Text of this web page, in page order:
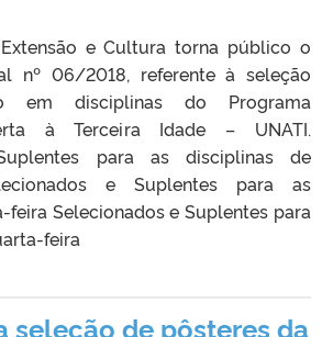
e Cultura torna público o
nº 06/2018, referente à seleção
em disciplinas do Programa
à Terceira Idade – UNATI.
para as disciplinas de
e Suplentes para as
Selecionados e Suplentes para
feira
seleção de pôsteres da